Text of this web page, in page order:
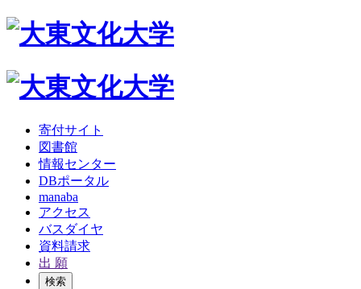
寄付サイト
図書館
情報センター
DBポータル
manaba
アクセス
バスダイヤ
資料請求
出 願
検索